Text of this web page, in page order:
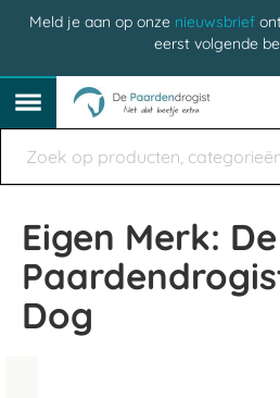
Meld je aan op onze nieuwsbrief
eerst volgende
Eigen Merk: De
Dog